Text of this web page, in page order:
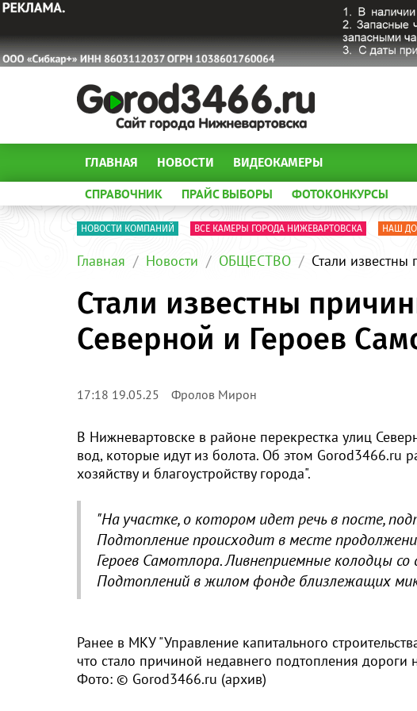
ГЛАВНАЯ НОВОСТИ ВИДЕОКАМЕРЫ
СПРАВОЧНИК ПРАЙС ВЫБОРЫ ФОТОКОНКУРСЫ
НОВОСТИ КОМПАНИЙ ВСЕ КАМЕРЫ ГОРОДА НИЖЕВАРТОВСКА НАШ
Главная Новости ОБЩЕСТВО Стали
Стали известны
Северной и Героев
17:18 19.05.25 Фролов Мирон
В Нижневартовске в районе перекрестка улиц
вод, которые идут из болота. Об этом Gorod3466.ru
хозяйству и благоустройству города".
"На участке, о котором идет речь в посте,
Подтопление происходит в месте
Героев Самотлора. Ливнеприемные колодцы со
Подтоплений в жилом фонде близлежащих
Ранее в МКУ "Управление капитального
что стало причиной недавнего подтопления дороги
Фото: © Gorod3466.ru (архив)